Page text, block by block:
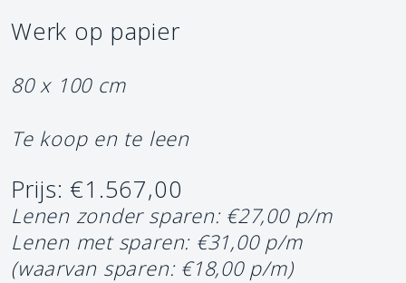
Werk op papier
80 x 100 cm
Te koop en te leen
Prijs: €1.567,00
Lenen zonder sparen: €27,00 p/m
Lenen met sparen: €31,00 p/m
(waarvan sparen: €18,00 p/m)